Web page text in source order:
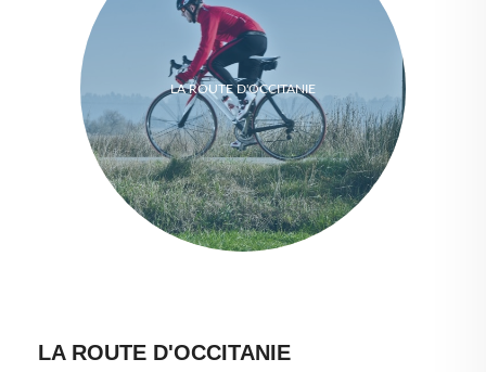
LA ROUTE D'OCCITANIE
LA ROUTE D'OCCITANIE